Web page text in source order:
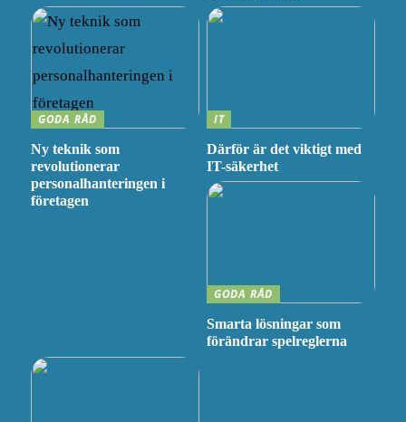
GODA RÅD
Ny teknik som
revolutionerar
personalhanteringen i
företagen
IT
Därför är det viktigt med
IT-säkerhet
GODA RÅD
Smarta lösningar som
förändrar spelreglerna